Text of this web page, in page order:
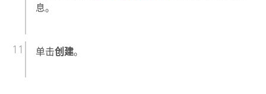
息。
单击创建。